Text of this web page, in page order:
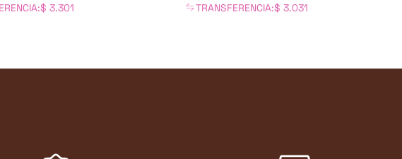
$ 3.301 TRANSFERENCIA:$ 3.031